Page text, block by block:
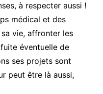
à respecter aussi !
médical et des
vie, affronter les
éventuelle de
ses projets sont
peut être là aussi,